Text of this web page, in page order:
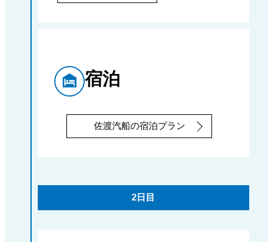
宿泊
佐渡汽船の宿泊プラン
2日目